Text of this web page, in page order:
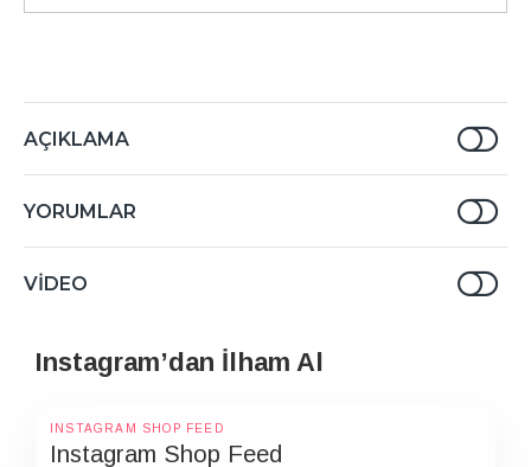
AÇIKLAMA
YORUMLAR
VIDEO
Instagram’dan İlham Al
INSTAGRAM SHOP FEED
Instagram Shop Feed